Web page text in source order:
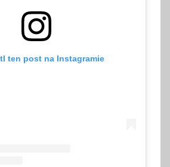
ten post na Instagramie